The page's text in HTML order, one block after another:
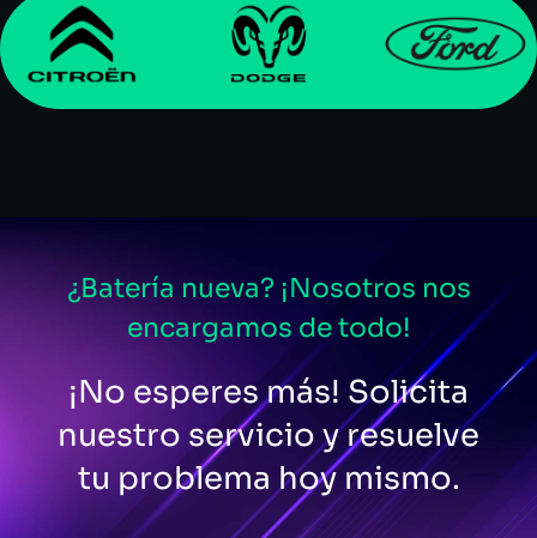
¿Batería nueva? ¡Nosotros nos
encargamos de todo!
¡No esperes más! Solicita
nuestro servicio y resuelve
tu problema hoy mismo.